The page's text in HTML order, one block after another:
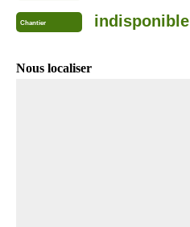
Chantier indisponible
Nous localiser